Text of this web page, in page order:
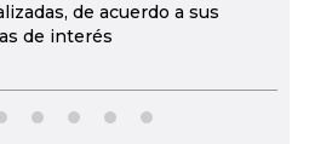
de acuerdo a sus
de interés